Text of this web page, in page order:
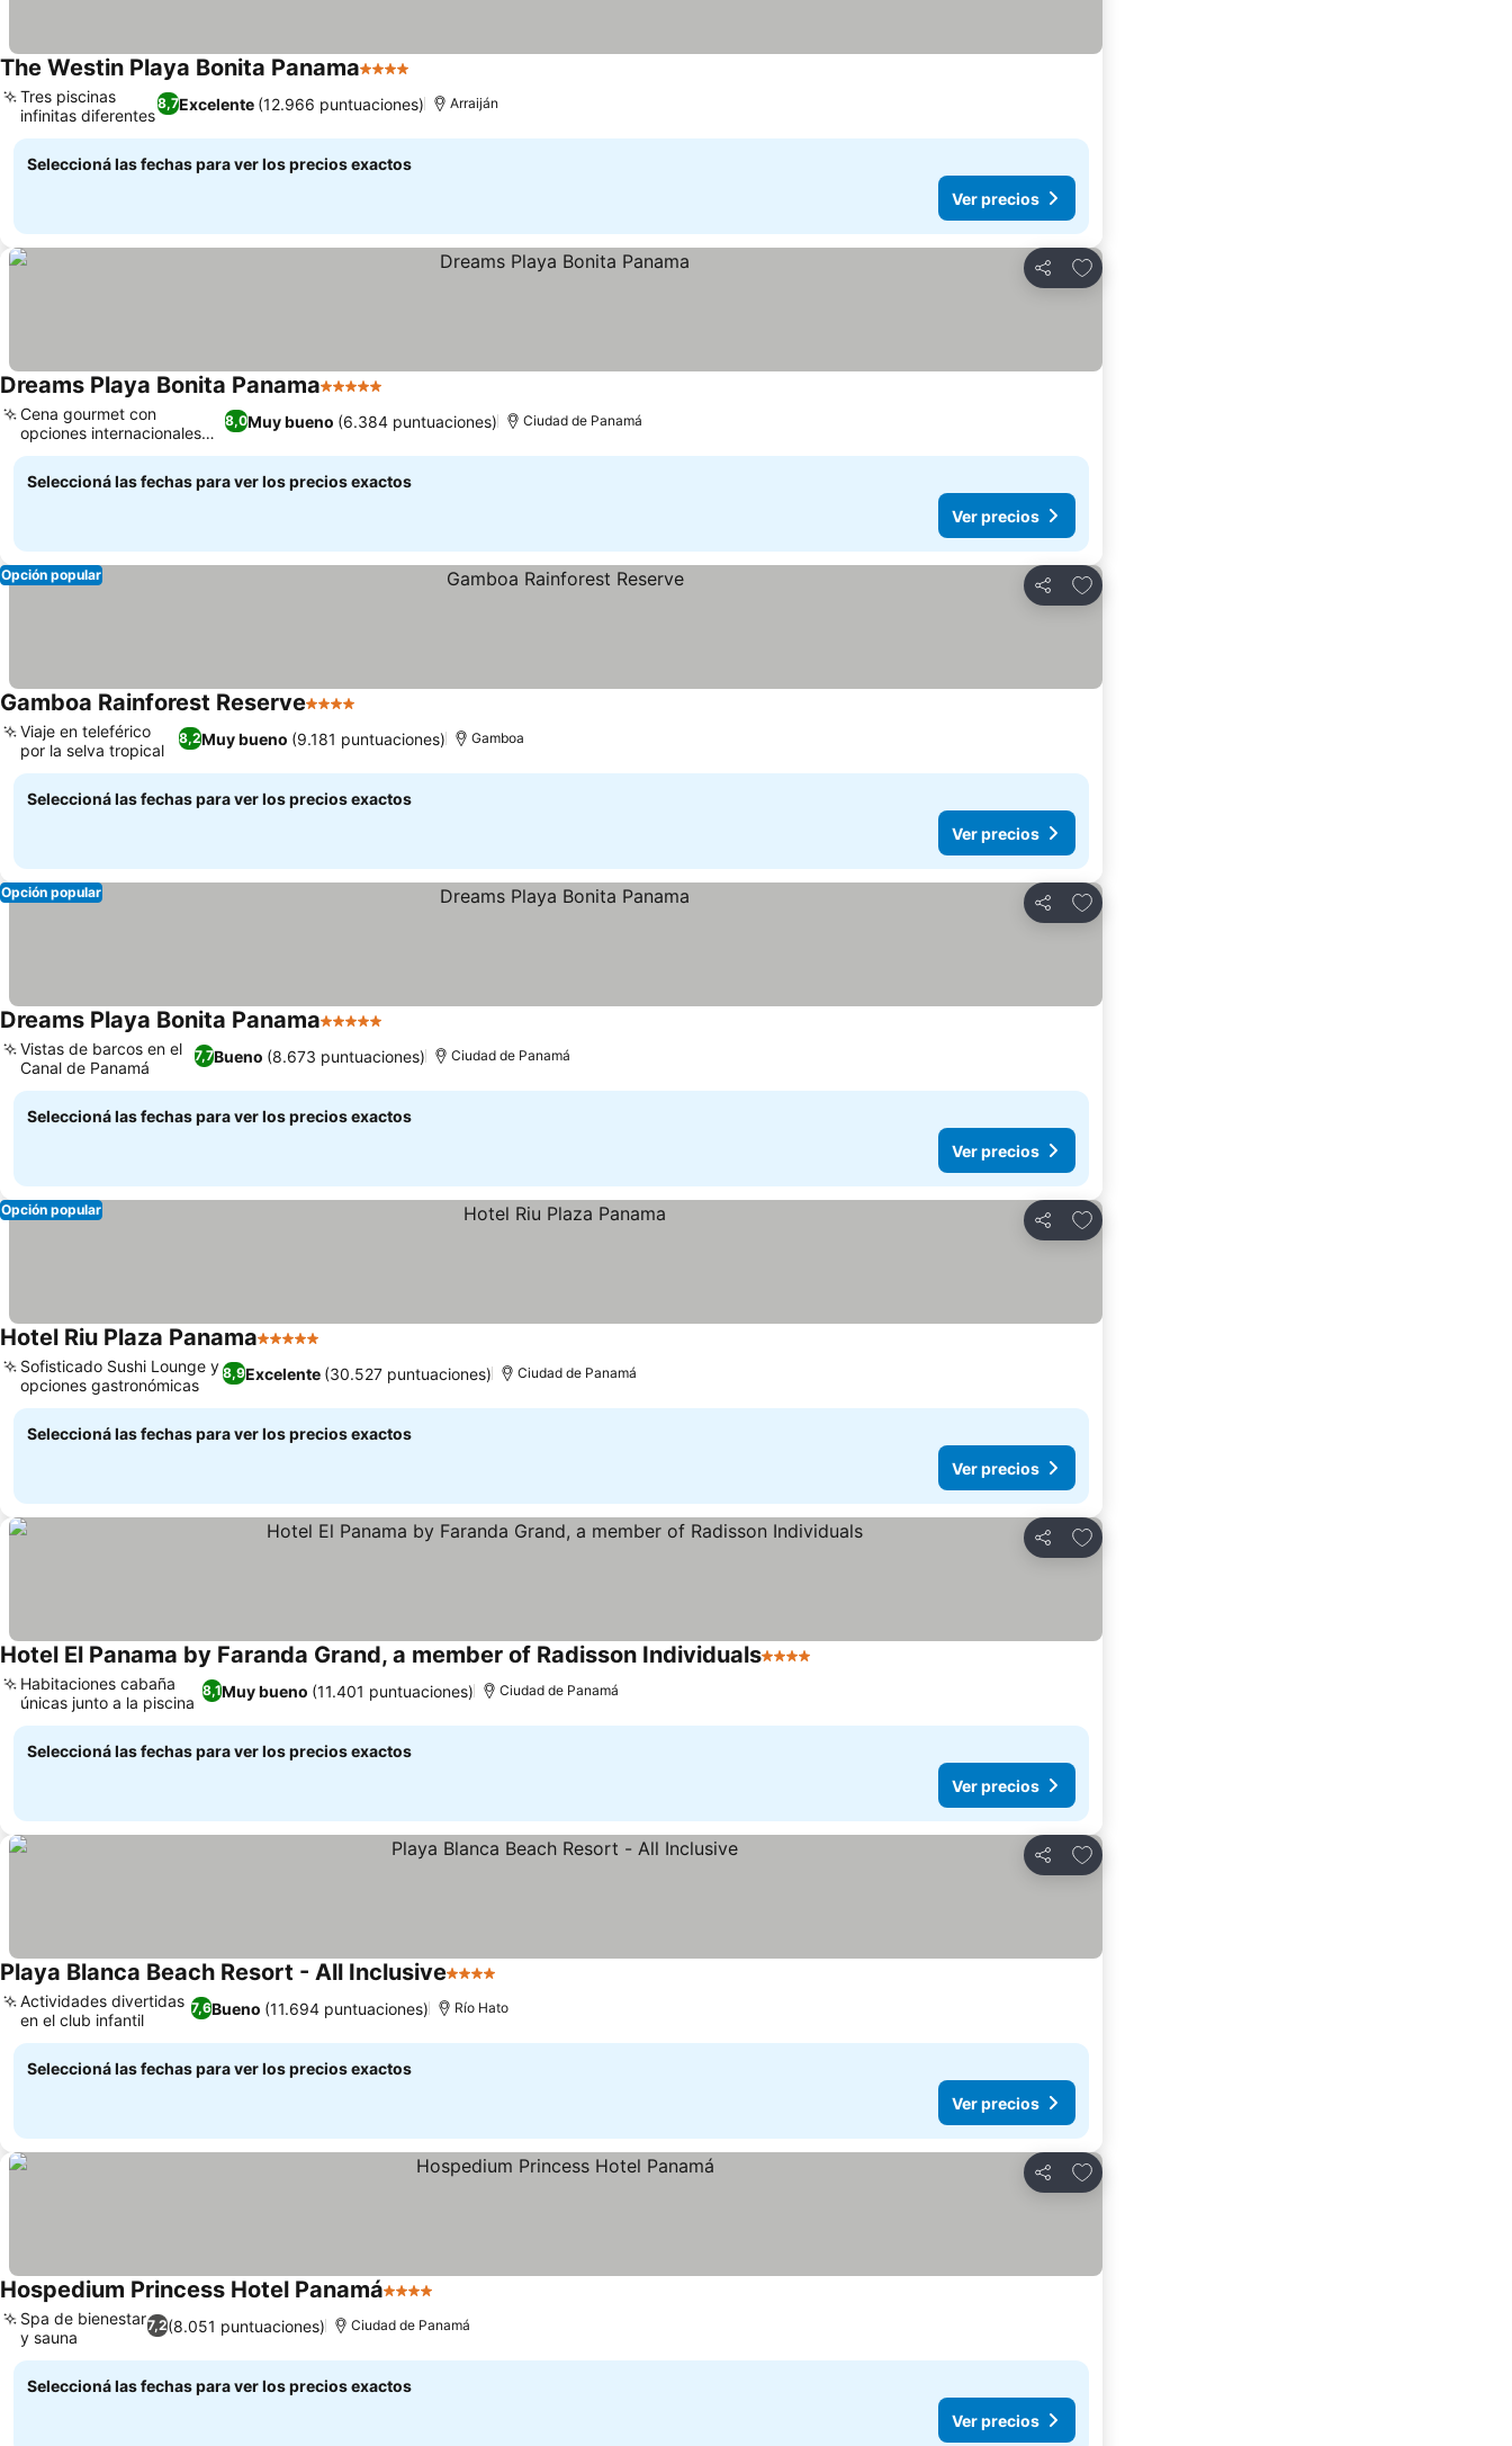
The Westin Playa Bonita Panama4 Estrellas
8,7Excelente (12.966 puntuaciones)
Tres piscinas
infinitas diferentes
Arraiján
Seleccioná las fechas para ver los precios exactos
Ver precios
Compartir
Añadir a favoritos
Dreams Playa Bonita Panama5 Estrellas
8,0Muy bueno (6.384 puntuaciones)
Cena gourmet con
opciones internacionales
variadas
Ciudad de Panamá
Seleccioná las fechas para ver los precios exactos
Ver precios
Compartir
Añadir a favoritos
Opción popular
Gamboa Rainforest Reserve4 Estrellas
8,2Muy bueno (9.181 puntuaciones)
Viaje en teleférico
por la selva tropical
Gamboa
Seleccioná las fechas para ver los precios exactos
Ver precios
Compartir
Añadir a favoritos
Opción popular
Dreams Playa Bonita Panama5 Estrellas
7,7Bueno (8.673 puntuaciones)
Vistas de barcos en el
Canal de Panamá
Ciudad de Panamá
Seleccioná las fechas para ver los precios exactos
Ver precios
Compartir
Añadir a favoritos
Opción popular
Hotel Riu Plaza Panama5 Estrellas
8,9Excelente (30.527 puntuaciones)
Sofisticado Sushi Lounge y
opciones gastronómicas
Ciudad de Panamá
Seleccioná las fechas para ver los precios exactos
Ver precios
Compartir
Añadir a favoritos
Hotel El Panama by Faranda Grand, a member of Radisson Individuals4 Estrellas
8,1Muy bueno (11.401 puntuaciones)
Habitaciones cabaña
únicas junto a la piscina
Ciudad de Panamá
Seleccioná las fechas para ver los precios exactos
Ver precios
Compartir
Añadir a favoritos
Playa Blanca Beach Resort - All Inclusive4 Estrellas
7,6Bueno (11.694 puntuaciones)
Actividades divertidas
en el club infantil
Río Hato
Seleccioná las fechas para ver los precios exactos
Ver precios
Compartir
Añadir a favoritos
Hospedium Princess Hotel Panamá4 Estrellas
7,2(8.051 puntuaciones)
Spa de bienestar
y sauna
Ciudad de Panamá
Seleccioná las fechas para ver los precios exactos
Ver precios